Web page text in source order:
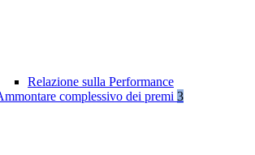
Relazione sulla Performance
complessivo dei premi 3